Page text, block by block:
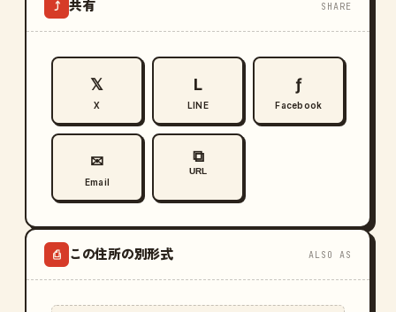
⤴ 共有 SHARE
𝕏
X
L
LINE
ƒ
Facebook
✉
Email
⧉
URL
⎙ この住所の別形式 ALSO AS